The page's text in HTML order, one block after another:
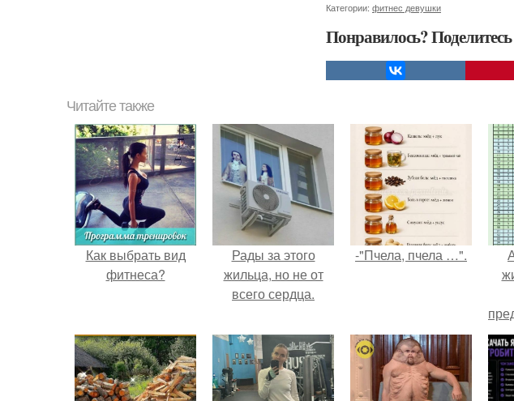
Категории: фитнес девушки
Понравилось?
Читайте также
Как выбрать вид
фитнеса?
Рады за этого
жильца, но не от
всего сердца.
-"Пчела, пчела …".